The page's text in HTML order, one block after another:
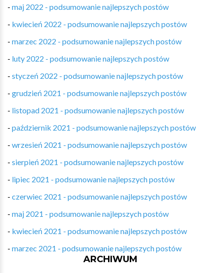
- maj 2022 - podsumowanie najlepszych postów
- kwiecień 2022 - podsumowanie najlepszych postów
- marzec 2022 - podsumowanie najlepszych postów
- luty 2022 - podsumowanie najlepszych postów
- styczeń 2022 - podsumowanie najlepszych postów
- grudzień 2021 - podsumowanie najlepszych postów
- listopad 2021 - podsumowanie najlepszych postów
- październik 2021 - podsumowanie najlepszych postów
- wrzesień 2021 - podsumowanie najlepszych postów
- sierpień 2021 - podsumowanie najlepszych postów
- lipiec 2021 - podsumowanie najlepszych postów
- czerwiec 2021 - podsumowanie najlepszych postów
- maj 2021 - podsumowanie najlepszych postów
- kwiecień 2021 - podsumowanie najlepszych postów
- marzec 2021 - podsumowanie najlepszych postów
ARCHIWUM